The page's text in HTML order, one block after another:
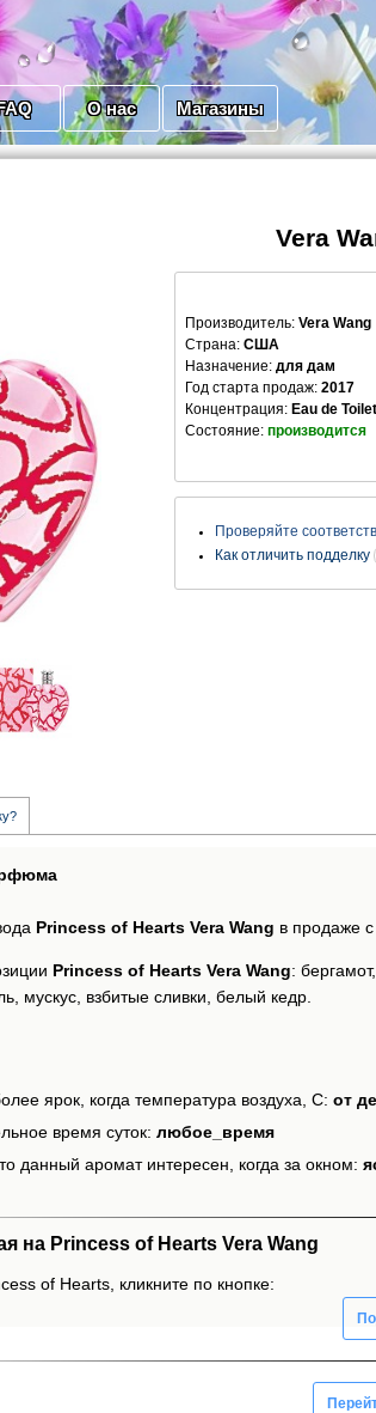
О нас Магазины
Vera
Производитель: Vera Wang
Страна: США
Назначение: для дам
Год старта продаж: 2017
Концентрация: Eau de
Состояние: производится
Проверяйте
Как отличить подделку
Princess of Hearts Vera Wang в продаже с
Princess of Hearts Vera Wang:
мускус, взбитые сливки, белый кедр.
ярок, когда температура воздуха, С: от
время суток: любое_время
данный аромат интересен, когда за окном:
на Princess of Hearts Vera Wang
of Hearts, кликните по кнопке: